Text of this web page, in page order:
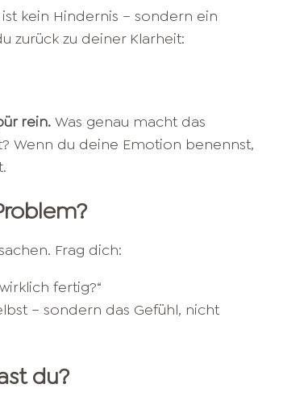
kein Hindernis – sondern ein
zurück zu deiner Klarheit:
rein. Was genau macht das
Wenn du deine Emotion benennst,
Frag dich:
fertig?“
– sondern das Gefühl, nicht
du?